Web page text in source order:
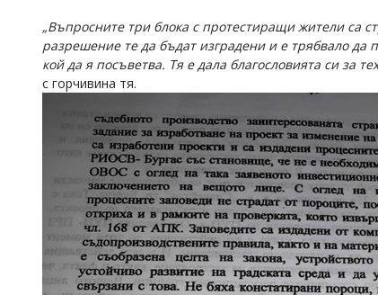
„Въпросните три блока с протестиращи жители са
разрешение те да бъдат изградени и е трябвало
кой да я посъветва. Тя е дала благословията си за
с горчивина тя.